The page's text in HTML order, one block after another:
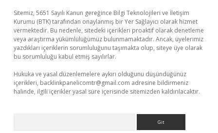
Sitemiz, 5651 Sayılı Kanun gereğince Bilgi Teknolojileri ve İletişim
Kurumu (BTK) tarafından onaylanmış bir Yer Sağlayıcı olarak hizmet
vermektedir. Bu nedenle, sitedeki içerikleri proaktif olarak denetleme
veya araştırma yükümlülüğümüz bulunmamaktadır. Ancak, üyelerimiz
yazdıkları içeriklerin sorumluluğunu taşımakta olup, siteye üye olarak
bu sorumluluğu kabul etmiş sayılırlar.
Hukuka ve yasal düzenlemelere aykırı olduğunu düşündüğünüz
içerikleri, backlinkpanelicomtr@gmail.com adresine bildirmeniz
halinde, ilgili içerikler yasal süre içerisinde sitemizden kaldırılacaktır.